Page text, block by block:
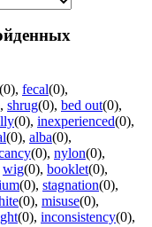
(0), fecal(0),
, shrug(0), bed out(0),
(0), inexperienced(0),
(0), alba(0),
(0), nylon(0),
wig(0), booklet(0),
(0), stagnation(0),
(0), misuse(0),
(0), inconsistency(0),